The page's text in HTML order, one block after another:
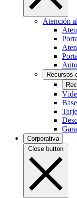
Atención
Recursos
Corporativa
Close button